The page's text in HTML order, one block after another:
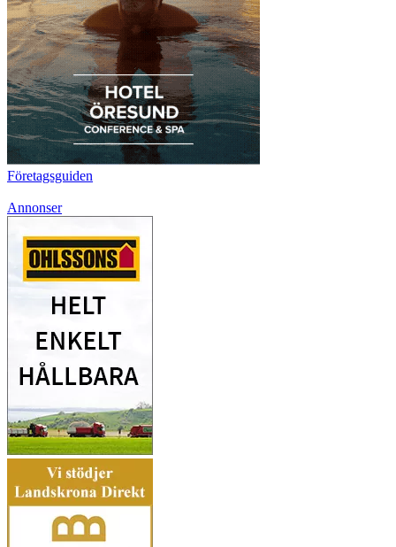
Företagsguiden
Annonser